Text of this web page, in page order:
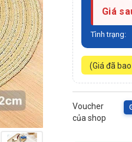
Giá
Tình trạng:
(Giá đã
Voucher
của shop